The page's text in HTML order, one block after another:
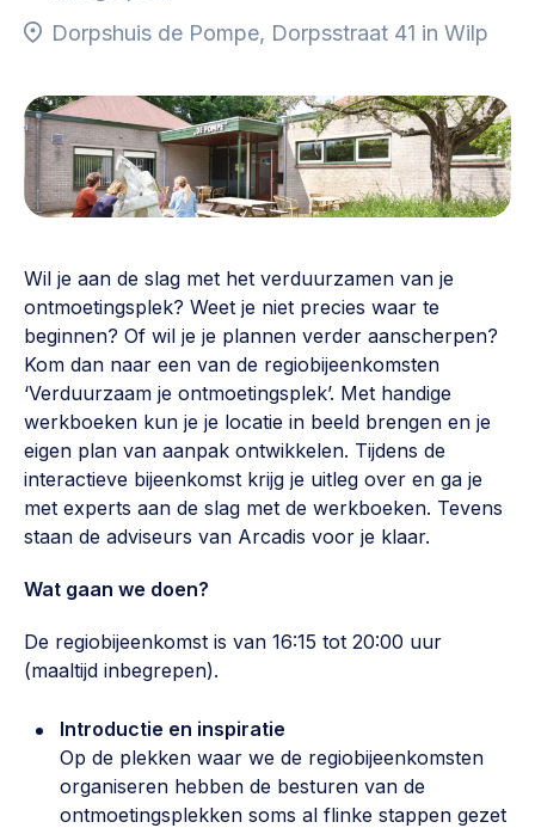
Werving, contracten en vergoedingen, betaalde krachten
>
Eigen gebouw
Huren of kopen, maatschappelijk vastgoed,
Sociaal ondernemen
Bewonersbedrijf starten, ondernemingsplan maken >
Buurtbewoners verbinden
Community building en ABCD, welkomstcultuur >
Zorgzame gemeenschappen
Betrokken buurten, contact stimuleren, netwerken
uitbreiden >
Wijkaanpak
Werken aan de wijk, ABCD, WijkWijzer >
Weerbare gemeenschappen
Buurtenergie
Energiecollectieven, buurt vergroenen, SDG >
Nieuws
Bijeenkomsten
Team
Vraag stellen
030 231 7511
info@lsabewoners.nl
Dorpshuis de Pompe, Dorpsstraat 41 in Wilp
Wil je aan de slag met het verduurzamen van je
ontmoetingsplek? Weet je niet precies waar te
beginnen? Of wil je je plannen verder aanscherpen?
Kom dan naar een van de regiobijeenkomsten
‘Verduurzaam je ontmoetingsplek’. Met handige
werkboeken kun je je locatie in beeld brengen en je
eigen plan van aanpak ontwikkelen. Tijdens de
interactieve bijeenkomst krijg je uitleg over en ga je
met experts aan de slag met de werkboeken. Tevens
staan de adviseurs van Arcadis voor je klaar.
Wat gaan we doen?
De regiobijeenkomst is van 16:15 tot 20:00 uur
(maaltijd inbegrepen).
Introductie en inspiratie
Op de plekken waar we de regiobijeenkomsten
organiseren hebben de besturen van de
ontmoetingsplekken soms al flinke stappen gezet